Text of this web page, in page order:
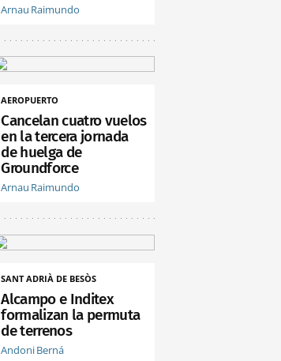
Arnau Raimundo
AEROPUERTO
Cancelan cuatro vuelos
en la tercera jornada
de huelga de
Groundforce
Arnau Raimundo
SANT ADRIÀ DE BESÒS
Alcampo e Inditex
formalizan la permuta
de terrenos
Andoni Berná